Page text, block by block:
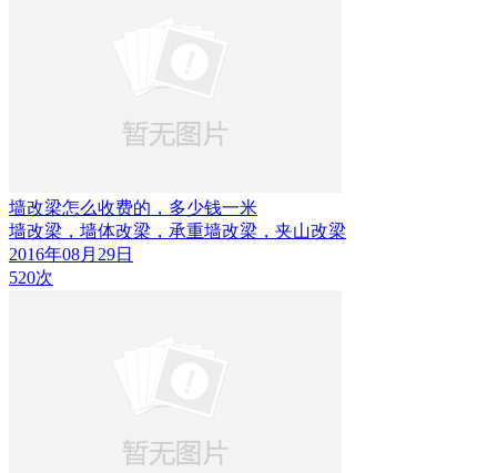
墙改梁怎么收费的，多少钱一米
墙改梁，墙体改梁，承重墙改梁，夹山改梁
2016年08月29日
520次